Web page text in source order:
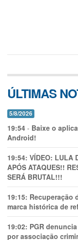
ÚLTIMAS
5/8/2026
19:54 - Baixe o
Android!
19:54: VÍDEO: LULA
APÓS ATAQUES!!
SERÁ BRUTAL!!!
19:15: Recuperação
marca histórica de
19:02: PGR
por associação